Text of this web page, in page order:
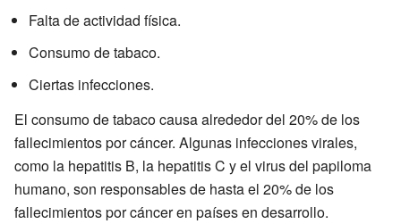
Falta de actividad física.
Consumo de tabaco.
Ciertas infecciones.
El consumo de tabaco causa alrededor del 20% de los
fallecimientos por cáncer. Algunas infecciones virales,
como la hepatitis B, la hepatitis C y el virus del papiloma
humano, son responsables de hasta el 20% de los
fallecimientos por cáncer en países en desarrollo.